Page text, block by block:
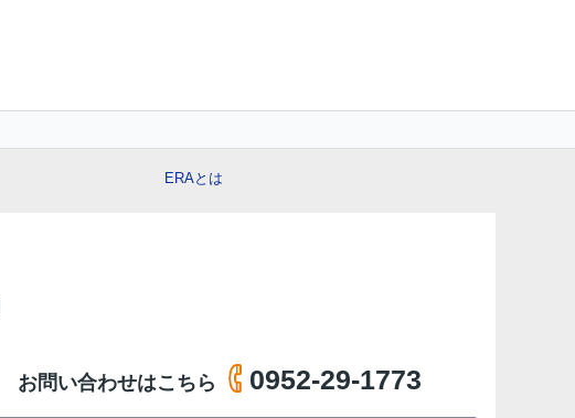
ERAとは
お問い合わせはこちら 0952-29-1773